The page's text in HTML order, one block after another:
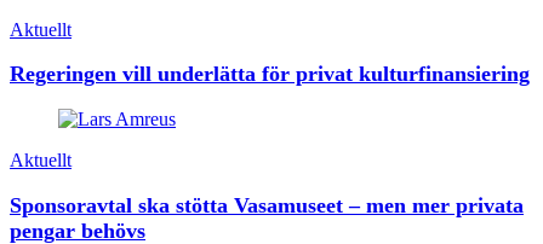
Aktuellt
Regeringen vill underlätta för privat kulturfinansiering
Aktuellt
Sponsoravtal ska stötta Vasamuseet – men mer privata
pengar behövs